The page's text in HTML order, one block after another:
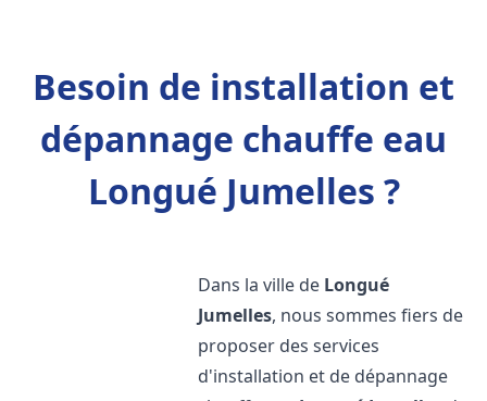
Besoin de installation et
dépannage chauffe eau
Longué Jumelles ?
Dans la ville de Longué
Jumelles, nous sommes fiers de
proposer des services
d'installation et de dépannage